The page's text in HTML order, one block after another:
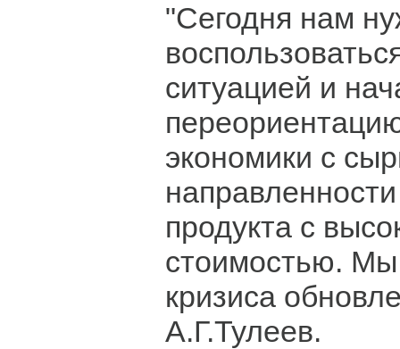
"Сегодня нам
ситуацией и
экономики с
продукта с
стоимостью.
кризиса
А.Г.Тулеев.